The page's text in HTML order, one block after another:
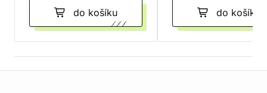
do košíku do košíku